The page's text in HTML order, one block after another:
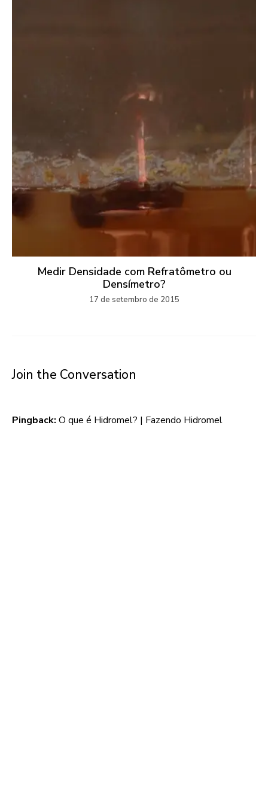
Medir Densidade com Refratômetro ou
Densímetro?
17 de setembro de 2015
Join the Conversation
Pingback: O que é Hidromel? | Fazendo Hidromel